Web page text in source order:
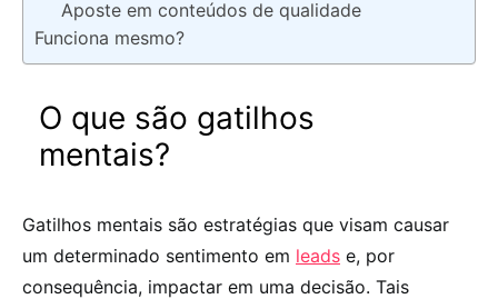
Aposte em conteúdos de qualidade
Funciona mesmo?
O que são gatilhos
mentais?
Gatilhos mentais são estratégias que visam causar
um determinado sentimento em leads e, por
consequência, impactar em uma decisão. Tais